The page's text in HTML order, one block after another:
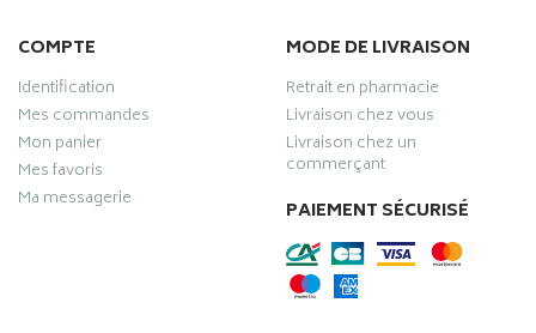
COMPTE
Identification
Mes commandes
Mon panier
Mes favoris
Ma messagerie
MODE DE LIVRAISON
Retrait en pharmacie
Livraison chez vous
Livraison chez un
commerçant
PAIEMENT SÉCURISÉ